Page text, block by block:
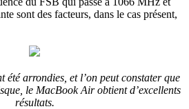
sont des facteurs, dans le cas présent,
été arrondies, et l’on peut constater que
le MacBook Air obtient d’excellents
résultats.